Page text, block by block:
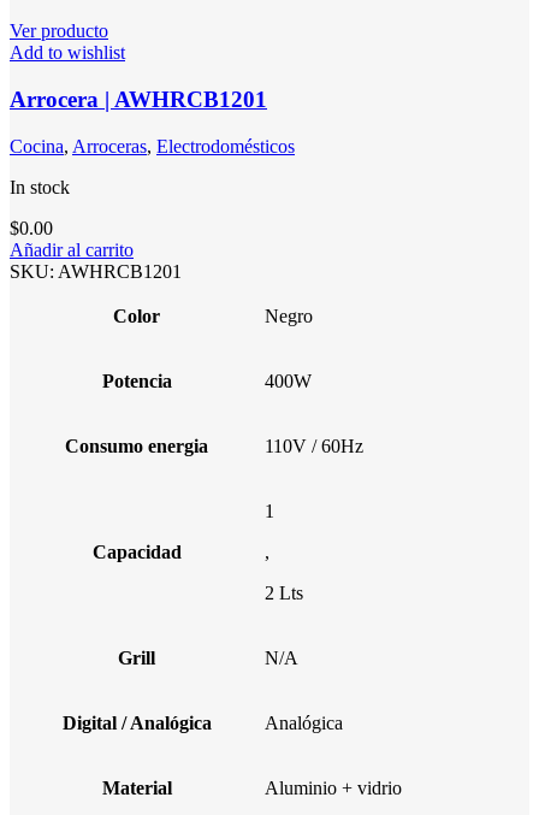
Ver producto
Add to wishlist
Arrocera | AWHRCB1201
Cocina, Arroceras, Electrodomésticos
In stock
$0.00
Añadir al carrito
SKU: AWHRCB1201
Color Negro
Potencia 400W
Consumo energia 110V / 60Hz
Capacidad
1
,
2 Lts
Grill N/A
Digital / Analógica Analógica
Material Aluminio + vidrio